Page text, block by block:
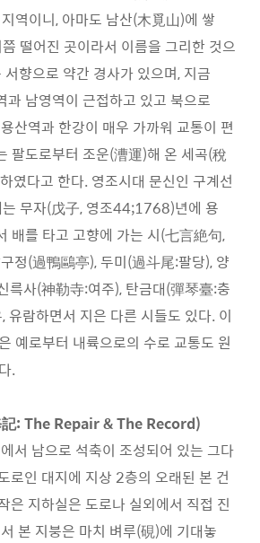
역이니, 아마도 남산(木覓山)에 쌓
떨어진 곳이라서 이름을 그리한 것으
향으로 약간 경사가 있으며, 지금
과 남영역이 근접하고 있고 북으로
산역과 한강이 매우 가까워 교통이 편
팔도로부터 조운(漕運)해 온 세곡(稅
였다고 한다. 영조시대 문신인 구계선
무자(戊子, 영조44;1768)년에 용
배를 타고 고향에 가는 시(七言絶句,
정(過鴨鷗亭), 두미(過斗尾:팔당), 양
륵사(神勒寺:여주), 탄금대(彈琴臺:충
유람하면서 지은 다른 시들도 있다. 이
예로부터 내륙으로의 수로 교통도 원
.
: The Repair & The Record)
서 남으로 석축이 조성되어 있는 그다
로인 대지에 지상 2층의 오래된 본 건
은 지하실은 도로나 실외에서 직접 진
본 지붕은 마치 벼루(硯)에 기대놓